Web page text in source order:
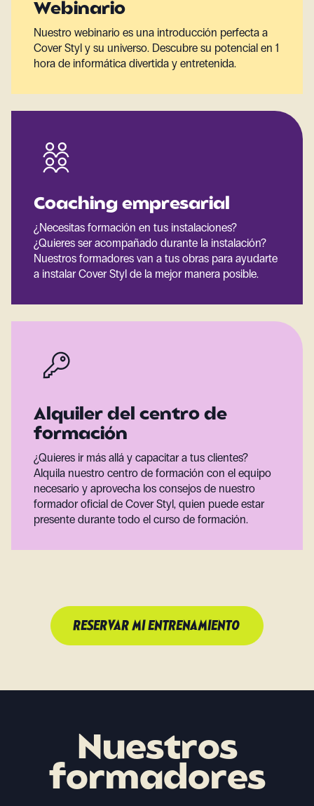
Webinario
Nuestro webinario es una introducción perfecta a
Cover Styl y su universo. Descubre su potencial en 1
hora de informática divertida y entretenida.
Coaching empresarial
¿Necesitas formación en tus instalaciones?
¿Quieres ser acompañado durante la instalación?
Nuestros formadores van a tus obras para ayudarte
a instalar Cover Styl de la mejor manera posible.
Alquiler del centro de
formación
¿Quieres ir más allá y capacitar a tus clientes?
Alquila nuestro centro de formación con el equipo
necesario y aprovecha los consejos de nuestro
formador oficial de Cover Styl, quien puede estar
presente durante todo el curso de formación.
RESERVAR MI ENTRENAMIENTO
Nuestros
formadores